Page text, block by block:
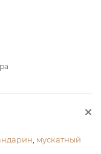
мускатный